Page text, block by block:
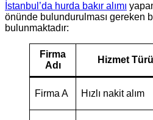
İstanbul’da hurda bakır alımı
önünde bulundurulması gereken
bulunmaktadır:
Firma
Adı
Hizmet Türü
Firma A Hızlı nakit alım